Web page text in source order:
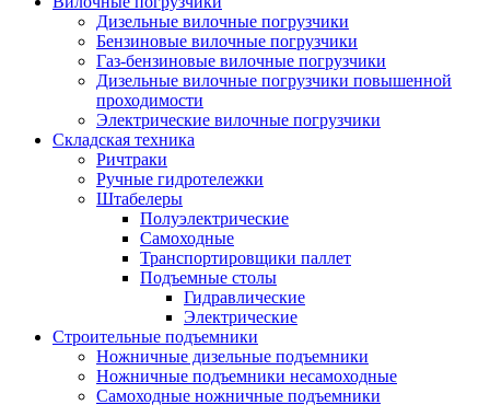
Дизельные вилочные погрузчики
Бензиновые вилочные погрузчики
Газ-бензиновые вилочные погрузчики
Дизельные вилочные погрузчики повышенной
проходимости
Электрические вилочные погрузчики
Складская техника
Ричтраки
Ручные гидротележки
Штабелеры
Полуэлектрические
Самоходные
Транспортировщики паллет
Подъемные столы
Гидравлические
Электрические
Строительные подъемники
Ножничные дизельные подъемники
Ножничные подъемники несамоходные
Самоходные ножничные подъемники